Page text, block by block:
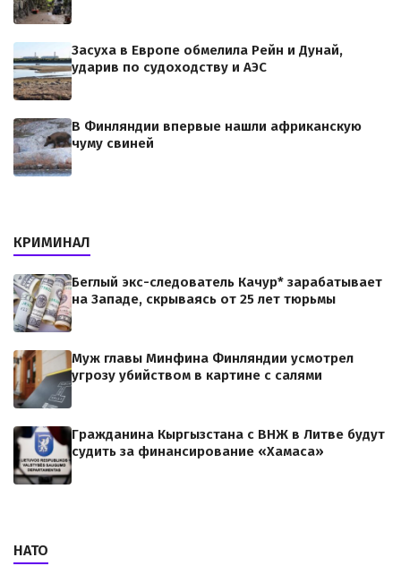
Засуха в Европе обмелила Рейн и Дунай,
ударив по судоходству и АЭС
В Финляндии впервые нашли африканскую
чуму свиней
КРИМИНАЛ
Беглый экс-следователь Качур* зарабатывает
на Западе, скрываясь от 25 лет тюрьмы
Муж главы Минфина Финляндии усмотрел
угрозу убийством в картине с салями
Гражданина Кыргызстана с ВНЖ в Литве будут
судить за финансирование «Хамаса»
НАТО